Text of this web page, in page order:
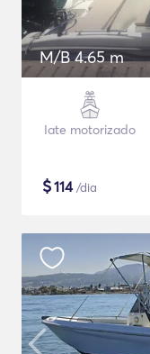
M/B 4.65 m
Iate motorizado
$114/dia